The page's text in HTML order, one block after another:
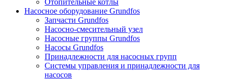
Отопительные котлы
Насосное оборудование Grundfos
Запчасти Grundfos
Насосно-смесительный узел
Насосные группы Grundfos
Насосы Grundfos
Принадлежности для насосных групп
Системы управления и принадлежности для
насосов